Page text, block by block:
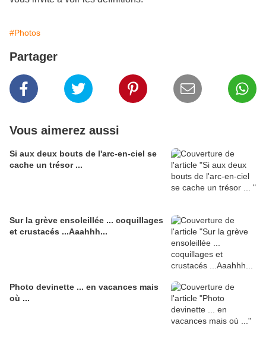
#Photos
Partager
Vous aimerez aussi
Si aux deux bouts de l'arc-en-ciel se
cache un trésor ...
Sur la grève ensoleillée ... coquillages
et crustacés ...Aaahhh...
Photo devinette ... en vacances mais
où ...